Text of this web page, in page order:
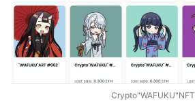
Crypto"WAFUKU"NFT